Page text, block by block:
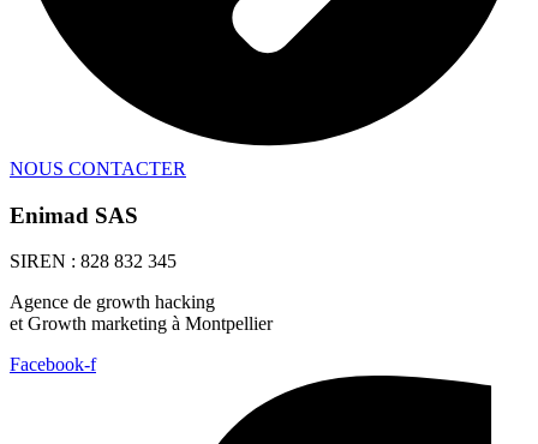
NOUS CONTACTER
Enimad SAS
SIREN : 828 832 345
Agence de growth hacking
et Growth marketing à Montpellier
Facebook-f